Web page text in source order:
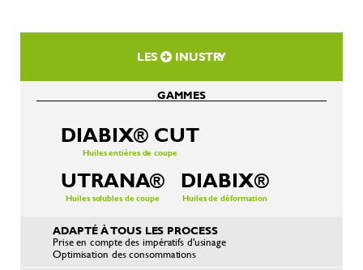
LES INUSTRY
GAMMES
DIABIX® CUT
Huiles entières de coupe
UTRANA®
Huiles solubles de coupe
DIABIX®
Huiles de déformation
ADAPTÉ À TOUS LES PROCESS
Prise en compte des impératifs d'usinage
Optimisation des consommations